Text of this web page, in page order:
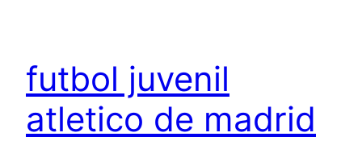
futbol juvenil
atletico de madrid